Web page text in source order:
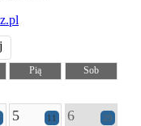
Pią
Sob
5 11 6 29